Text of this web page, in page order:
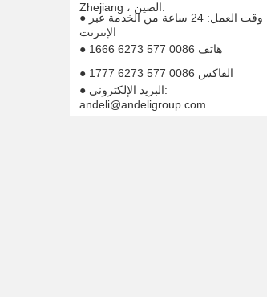
● وقت العمل: 24 ساعة من الخدمة عبر
الإنترنت
● هاتف 0086 577 6273 1666
● الفاكس 0086 577 6273 1777
● البريد الإلكتروني:
andeli@andeligroup.com